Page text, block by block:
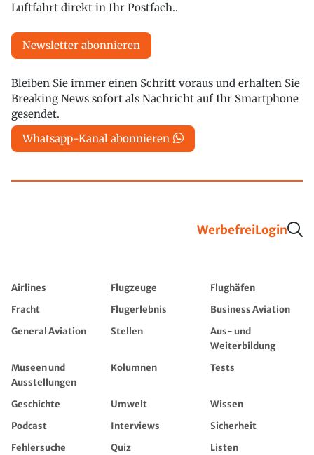
Luftfahrt direkt in Ihr Postfach..
Newsletter abonnieren
Bleiben Sie immer einen Schritt voraus und erhalten Sie
Breaking News sofort als Nachricht auf Ihr Smartphone
gesendet.
Whatsapp-Kanal abonnieren
WerbefreiLogin
Airlines Flugzeuge
Flughäfen
Fracht
Flugerlebnis
Business Aviation
General Aviation
Stellen
Aus- und
Weiterbildung
Museen und
Ausstellungen
Kolumnen Tests
Geschichte Umwelt
Wissen
Podcast
Interviews
Sicherheit
Fehlersuche
Quiz
Listen